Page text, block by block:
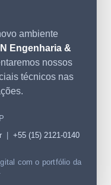
ambiente
Engenharia &
nossos
técnicos nas
| +55 (15) 2121-0140
com o portfólio da